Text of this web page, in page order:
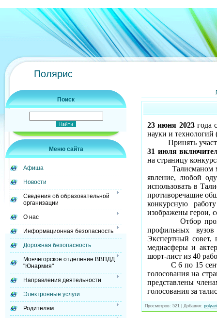
Полярис
Поиск
Меню сайта
Афиша
Новости
Сведения об образовательной
организации
О нас
Информационная безопасность
Дорожная безопасность
Мончегорское отделение ВВПДД
"Юнармия"
Направления деятельности
Электронные услуги
Родителям
23 июня 2023года
науки и технологий
Принять
31 июля
на страницу
Талисманом
явление, любой
использовать в
противоречащие
конкурсную
изображены герои,
Отбор
профильных
Экспертный совет,
медиасферы и
шорт-лист из 40
С 6 по 15
голосования на
представлены
голосования за
Просмотров: 521 | Добавил: